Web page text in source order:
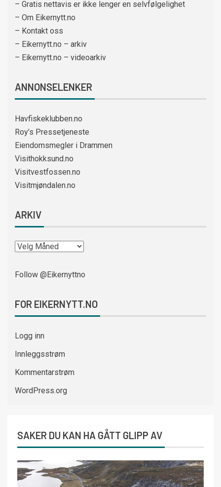
– Gratis nettavis er ikke lenger en selvfølgelighet
– Om Eikernytt.no
– Kontakt oss
– Eikernytt.no – arkiv
– Eikernytt.no – videoarkiv
ANNONSELENKER
Havfiskeklubben.no
Roy’s Pressetjeneste
Eiendomsmegler i Drammen
Visithokksund.no
Visitvestfossen.no
Visitmjøndalen.no
ARKIV
Follow @Eikernyttno
FOR EIKERNYTT.NO
Logg inn
Innleggsstrøm
Kommentarstrøm
WordPress.org
SAKER DU KAN HA GÅTT GLIPP AV